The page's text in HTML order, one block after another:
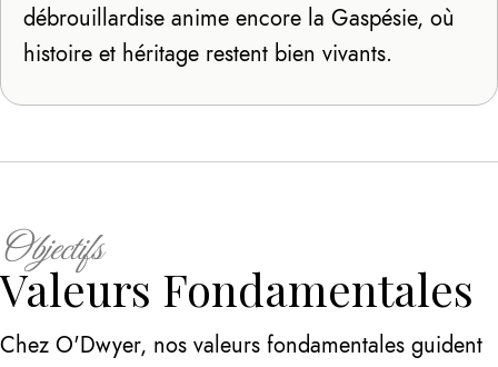
débrouillardise anime encore la Gaspésie, où
histoire et héritage restent bien vivants.
Objectifs
Valeurs Fondamentales
Chez O'Dwyer, nos valeurs fondamentales guident